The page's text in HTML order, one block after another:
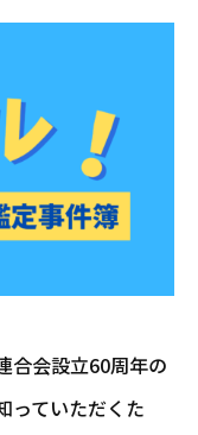
合会設立60周年の
っていただくた